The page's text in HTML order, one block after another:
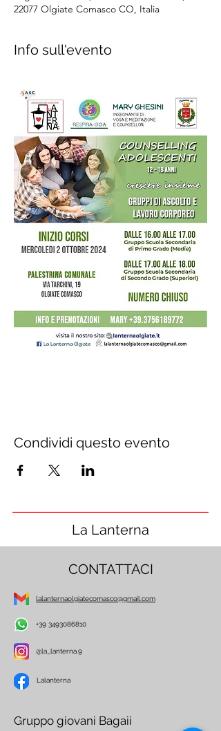
22077 Olgiate Comasco CO, Italia
Info sull'evento
Condividi questo evento
La Lanterna
CONTATTACI
lalanternaolgiatecomasco@gmail.com
+39 3493086810
@la_lanterna.9
Lalanterna
Gruppo giovani Bagaii